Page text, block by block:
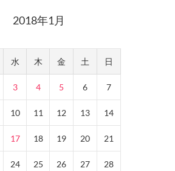
2018年1月
水 木 金 土 日
3 4 5 6 7
10 11 12 13 14
17 18 19 20 21
24 25 26 27 28